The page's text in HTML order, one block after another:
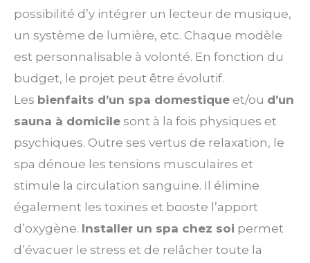
possibilité d’y intégrer un lecteur de musique,
un système de lumière, etc. Chaque modèle
est personnalisable à volonté. En fonction du
budget, le projet peut être évolutif.
Les bienfaits d’un spa domestique et/ou d’un
sauna à domicile sont à la fois physiques et
psychiques. Outre ses vertus de relaxation, le
spa dénoue les tensions musculaires et
stimule la circulation sanguine. Il élimine
également les toxines et booste l’apport
d’oxygène. Installer un spa chez soi permet
d’évacuer le stress et de relâcher toute la